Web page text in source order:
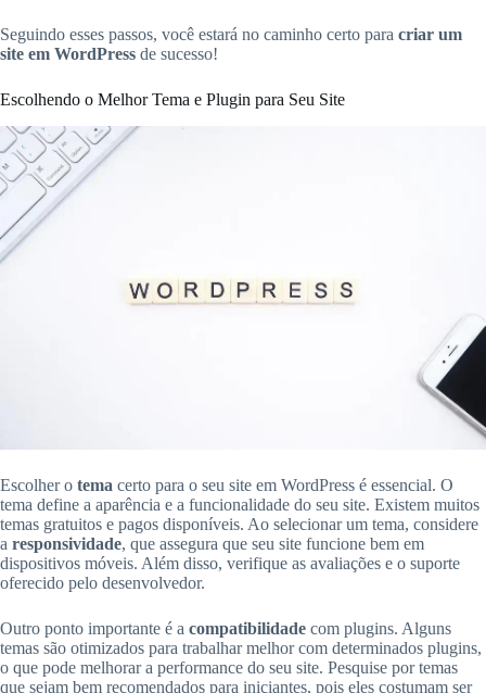
Seguindo esses passos, você estará no caminho certo para criar um
site em WordPress de sucesso!
Escolhendo o Melhor Tema e Plugin para Seu Site
Escolher o tema certo para o seu site em WordPress é essencial. O
tema define a aparência e a funcionalidade do seu site. Existem muitos
temas gratuitos e pagos disponíveis. Ao selecionar um tema, considere
a responsividade, que assegura que seu site funcione bem em
dispositivos móveis. Além disso, verifique as avaliações e o suporte
oferecido pelo desenvolvedor.
Outro ponto importante é a compatibilidade com plugins. Alguns
temas são otimizados para trabalhar melhor com determinados plugins,
o que pode melhorar a performance do seu site. Pesquise por temas
que sejam bem recomendados para iniciantes, pois eles costumam ser